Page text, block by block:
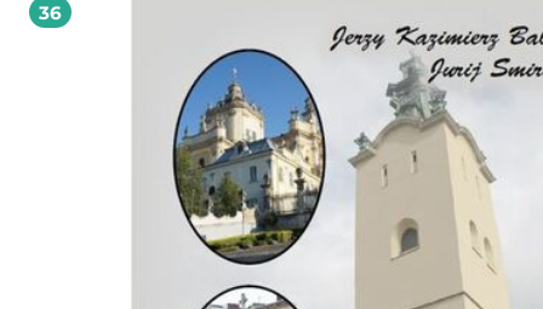
ładnym językiem. Z recenzji prof. dr hab. Jerzego Hausnera, Uniwersytet
Ekonomiczny w Krakowie Joanna Sanetra-Szeliga, dr, adiunkt w Instytucie Gospodarki
Przestrzennej i Studiów Miejskich Uniwersytetu Ekonomicznego w Krakowie,
konsultantka w Ośrodku Statystyki Kultury w Urzędzie Statystycznym w
Prowadzi badania na temat potencjału społeczno-ekonomicznego kultury,
wykorzystania dziedzictwa kulturowego w procesach innowacji i w dyplomacji
wpływu megaeventów na miasta historyczne. Autorka i redaktorka publikacji
temat roli kultury w rozwoju lokalnym, polityki kulturalnej, Europejskich Stolic
Kultury oraz dialogu międzykulturowego.
36